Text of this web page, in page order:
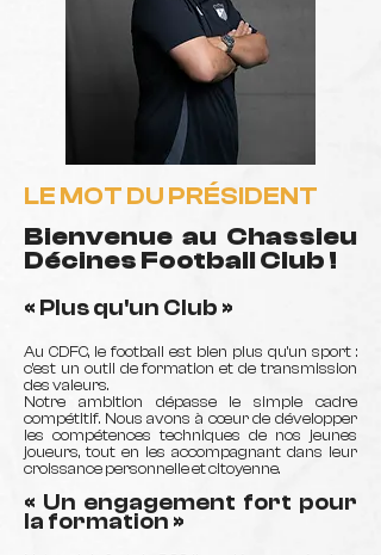
LE MOT DU PRÉSIDENT
Bienvenue au Chassieu
Décines Football Club !
« Plus qu'un Club »
Au CDFC, le football est bien plus qu’un sport :
c’est un outil de formation et de transmission
des valeurs.
Notre ambition dépasse le simple cadre
compétitif. Nous avons à cœur de développer
les compétences techniques de nos jeunes
joueurs, tout en les accompagnant dans leur
croissance personnelle et citoyenne.
« Un engagement fort pour
la formation »